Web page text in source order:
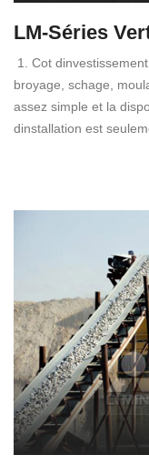
LM-Séries
1. Cot
broyage, schage,
assez simple et la
dinstallation est